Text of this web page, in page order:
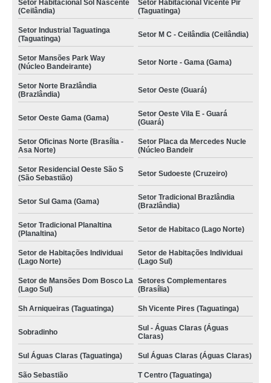
Setor Habitacional Sol Nascente
(Ceilândia)
Setor Habitacional Vicente Pir
(Taguatinga)
Setor Industrial Taguatinga
(Taguatinga)
Setor M C - Ceilândia (Ceilândia)
Setor Mansões Park Way
(Núcleo Bandeirante)
Setor Norte - Gama (Gama)
Setor Norte Brazlândia
(Brazlândia)
Setor Oeste (Guará)
Setor Oeste Gama (Gama)
Setor Oeste Vila E - Guará
(Guará)
Setor Oficinas Norte (Brasília -
Asa Norte)
Setor Placa da Mercedes Nucle
(Núcleo Bandeir
Setor Residencial Oeste São S
(São Sebastião)
Setor Sudoeste (Cruzeiro)
Setor Sul Gama (Gama)
Setor Tradicional Brazlândia
(Brazlândia)
Setor Tradicional Planaltina
(Planaltina)
Setor de Habitaco (Lago Norte)
Setor de Habitações Individuai
(Lago Norte)
Setor de Habitações Individuai
(Lago Sul)
Setor de Mansões Dom Bosco La
(Lago Sul)
Setores Complementares
(Brasília)
Sh Arniqueiras (Taguatinga) Sh Vicente Pires (Taguatinga)
Sobradinho
Sul - Águas Claras (Águas
Claras)
Sul Águas Claras (Taguatinga) Sul Águas Claras (Águas Claras)
São Sebastião T Centro (Taguatinga)